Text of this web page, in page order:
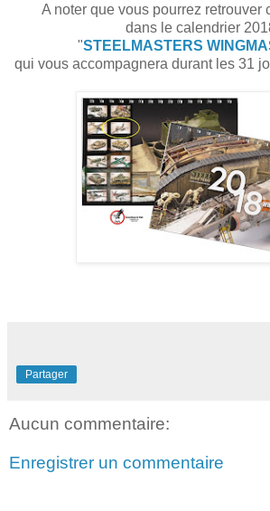
A noter que vous pourrez retrouver
dans le calendrier
"STEELMASTERS
qui vous accompagnera durant les 31
Partager
Aucun commentaire:
Enregistrer un commentaire